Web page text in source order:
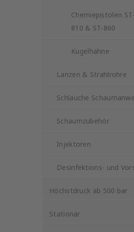
Chemiepistolen
810 & ST-860
Kugelhähne
Lanzen & Strahlrohre
Schläuche
Schaumzubehör
Injektoren
Desinfektions- und
Höchstdruck ab 500 bar
Stationär